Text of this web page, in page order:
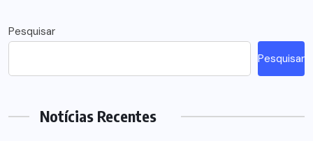
Pesquisar
Pesquisar
Notícias Recentes